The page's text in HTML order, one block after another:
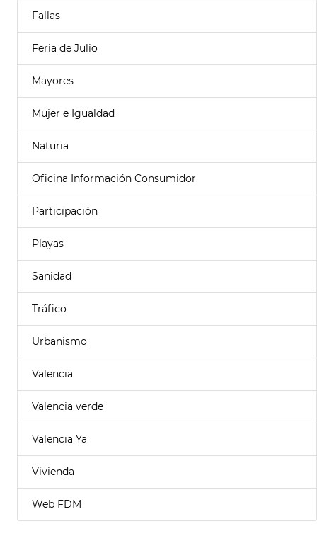
Fallas
Feria de Julio
Mayores
Mujer e Igualdad
Naturia
Oficina Información Consumidor
Participación
Playas
Sanidad
Tráfico
Urbanismo
Valencia
Valencia verde
Valencia Ya
Vivienda
Web FDM